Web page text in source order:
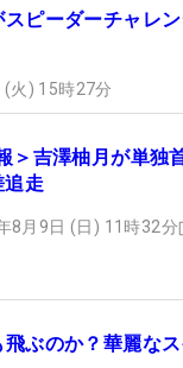
ピーダーチャレ
火) 15時27分
＞吉澤柚月が単
追走
8月9日 (日) 11時32分
ぶのか？華麗な